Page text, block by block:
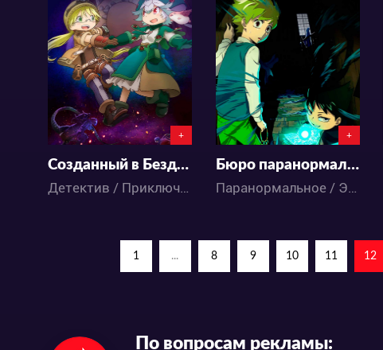
11126
43 27
+
Созданный в Бездне: Рассвет глубокой души
Детектив / Приключения / Фантастика / Фэнтези / Аниме
34045
18
+
Бюро паранормальных расследований Мухё и Родзи 2
Паранормальное / Экшен / Детектив / Драма / Комедия / Сёнэн / Аниме
1 ... 8 9 10 11 12
По вопросам рекламы: